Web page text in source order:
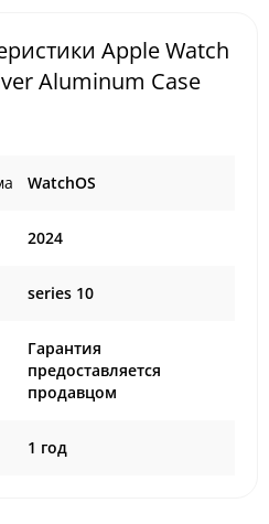
Apple Watch
Aluminum Case
WatchOS
2024
series 10
Гарантия
предоставляется
продавцом
1 год